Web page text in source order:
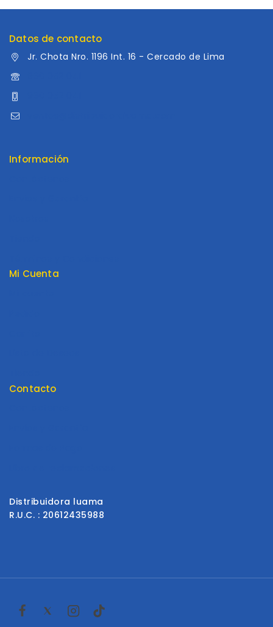
Datos de contacto
Jr. Chota Nro. 1196 Int. 16 - Cercado de Lima
Información
Mi Cuenta
Contacto
Distribuidora luama
R.U.C. : 20612435988